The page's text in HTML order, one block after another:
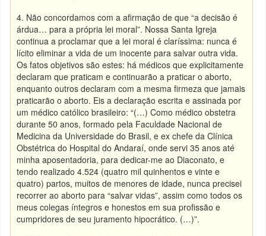
4. Não concordamos com a afirmação de que “a decisão é
árdua… para a própria lei moral”. Nossa Santa Igreja
continua a proclamar que a lei moral é claríssima: nunca é
lícito eliminar a vida de um inocente para salvar outra vida.
Os fatos objetivos são estes: há médicos que explicitamente
declaram que praticam e continuarão a praticar o aborto,
enquanto outros declaram com a mesma firmeza que jamais
praticarão o aborto. Eis a declaração escrita e assinada por
um médico católico brasileiro: “(…) Como médico obstetra
durante 50 anos, formado pela Faculdade Nacional de
Medicina da Universidade do Brasil, e ex chefe da Clínica
Obstétrica do Hospital do Andaraí, onde servi 35 anos até
minha aposentadoria, para dedicar-me ao Diaconato, e
tendo realizado 4.524 (quatro mil quinhentos e vinte e
quatro) partos, muitos de menores de idade, nunca precisei
recorrer ao aborto para “salvar vidas”, assim como todos os
meus colegas íntegros e honestos em sua profissão e
cumpridores de seu juramento hipocrático. (…)”.